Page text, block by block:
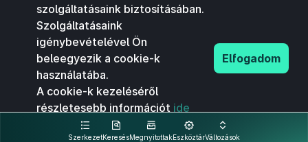
SzerkezetKeresésMegnyitottakEszköztárVáltozások
szolgáltatásaink biztosításában.
Szolgáltatásaink
igénybevételével Ön
beleegyezik a cookie-k
használatába.
A cookie-k kezeléséről
részletesebb információt ide
kattintva olvashat.
Elfogadom